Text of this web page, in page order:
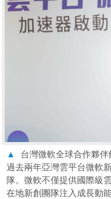
▲
台灣微軟全球合作夥
過去兩年亞灣雲平台微軟
隊。微軟不僅提供國際級
在地新創團隊注入成長動